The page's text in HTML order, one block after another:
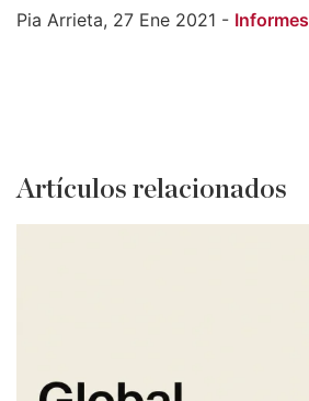
Pia Arrieta, 27 Ene 2021 - Informes
Artículos relacionados